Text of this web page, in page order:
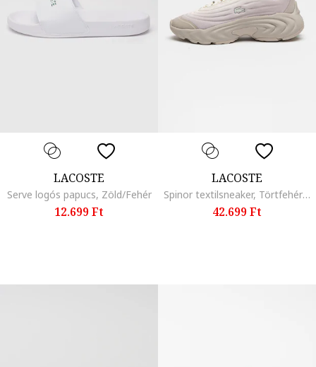
LACOSTE
Serve logós papucs, Zöld/Fehér
12.699 Ft
LACOSTE
Spinor textilsneaker, Törtfehér/Púderlila
42.699 Ft